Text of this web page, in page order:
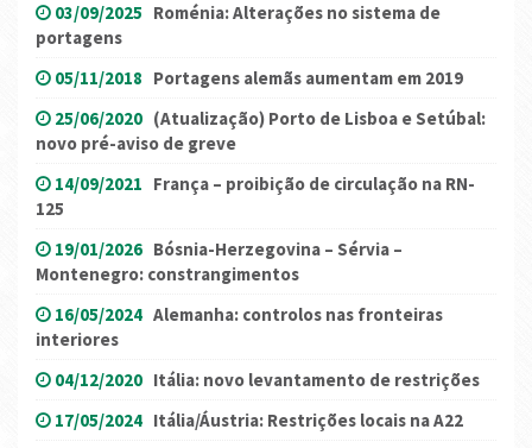
03/09/2025 Roménia: Alterações no sistema de
portagens
05/11/2018 Portagens alemãs aumentam em 2019
25/06/2020 (Atualização) Porto de Lisboa e Setúbal:
novo pré-aviso de greve
14/09/2021 França – proibição de circulação na RN-
125
19/01/2026 Bósnia-Herzegovina – Sérvia –
Montenegro: constrangimentos
16/05/2024 Alemanha: controlos nas fronteiras
interiores
04/12/2020 Itália: novo levantamento de restrições
17/05/2024 Itália/Áustria: Restrições locais na A22